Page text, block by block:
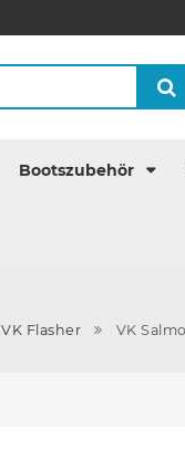
Bootszubehör
VK Flasher VK